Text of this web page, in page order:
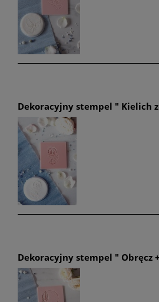
Dekoracyjny stempel " Kielich
Dekoracyjny stempel " Obręcz